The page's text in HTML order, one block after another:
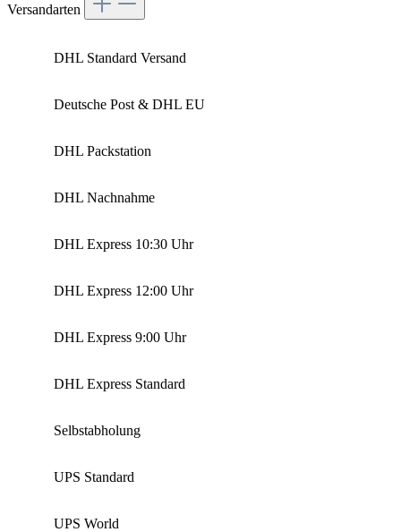
Versandarten
DHL Standard Versand
Deutsche Post & DHL EU
DHL Packstation
DHL Nachnahme
DHL Express 10:30 Uhr
DHL Express 12:00 Uhr
DHL Express 9:00 Uhr
DHL Express Standard
Selbstabholung
UPS Standard
UPS World